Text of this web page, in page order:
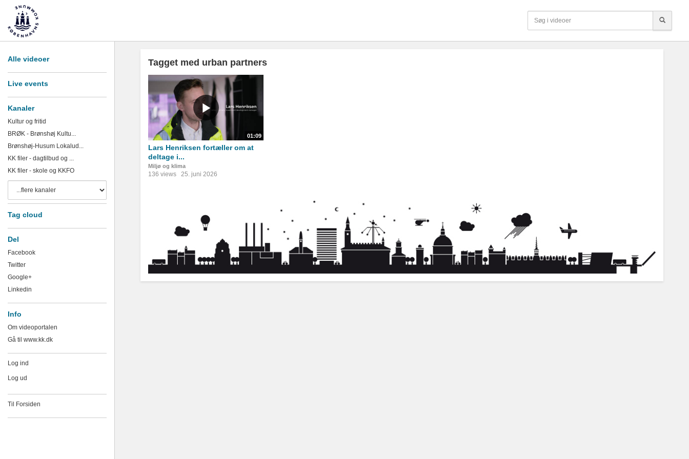
Alle videoer
Live events
Kanaler
Kultur og fritid
BRØK - Brønshøj Kultu...
Brønshøj-Husum Lokalud...
KK filer - dagtilbud og ...
KK filer - skole og KKFO
Tag cloud
Del
Facebook
Twitter
Google+
Linkedin
Info
Om videoportalen
Gå til www.kk.dk
Log ind
Log ud
Til Forsiden
Tagget med urban partners
01:09
Lars Henriksen fortæller om at
deltage i...
Miljø og klima
136 views 25. juni 2026